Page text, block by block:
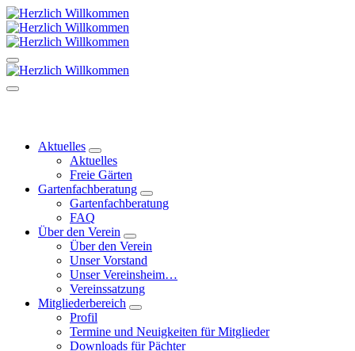
Zum
Inhalt
springen
Kleingärtnerverein Leubnitzer Höhe
Aktuelles
Aktuelles
Freie Gärten
Gartenfachberatung
Gartenfachberatung
FAQ
Über den Verein
Über den Verein
Unser Vorstand
Unser Vereinsheim…
Vereinssatzung
Mitgliederbereich
Profil
Termine und Neuigkeiten für Mitglieder
Downloads für Pächter